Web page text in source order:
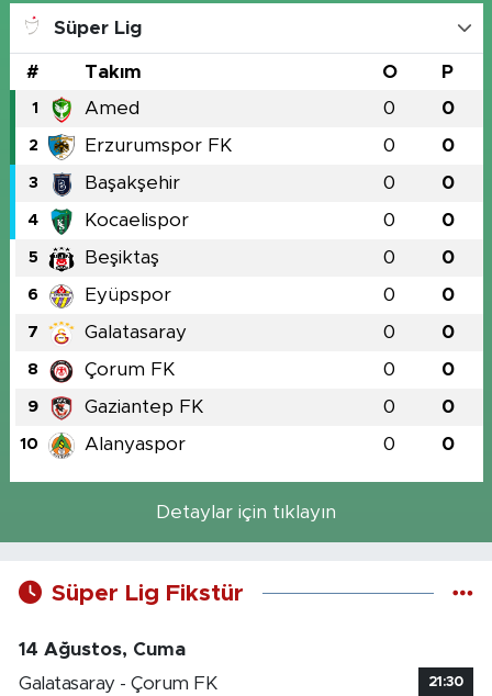
Süper Lig
# Takım O P
1 Amed 0 0
2 Erzurumspor FK 0 0
3 Başakşehir 0 0
4 Kocaelispor 0 0
5 Beşiktaş 0 0
6 Eyüpspor 0 0
7 Galatasaray 0 0
8 Çorum FK 0 0
9 Gaziantep FK 0 0
10 Alanyaspor 0 0
Detaylar için tıklayın
Süper Lig Fikstür
14 Ağustos, Cuma
Galatasaray - Çorum FK
21:30